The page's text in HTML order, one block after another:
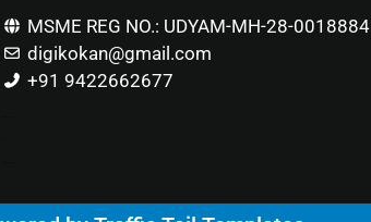
MSME REG NO.: UDYAM-MH-28-0018884
digikokan@gmail.com
+91 9422662677